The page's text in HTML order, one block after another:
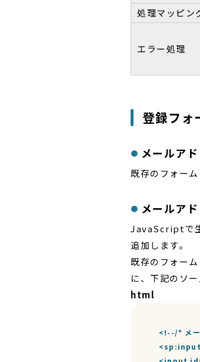
処理マッピン
エラー処理
登録フォ
メールア
既存のフォー
メールア
JavaScriptで生
追加します。
既存のフォー
に、下記のソ
html
<!--/* メ